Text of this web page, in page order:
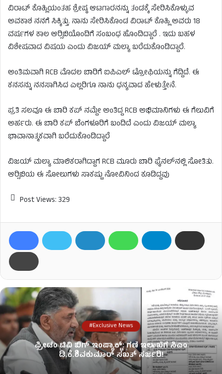
ವಿರಾಟ್ ಕೊಹ್ಲಿಯಂತಹ ಶ್ರೇಷ್ಠ ಆಟಗಾರನನ್ನು ತಂಡಕ್ಕೆ ಸೇರಿಸಿಕೊಳ್ಳುವ
ಅವಕಾಶ ನನಗೆ ಸಿಕ್ಕಿತ್ತು. ನಾನು ಸೇರಿಸಿಕೊಂಡ ವಿರಾಟ್ ಕೊಹ್ಲಿ ಅವರು 18
ವರ್ಷಗಳ ಕಾಲ ಆರ್‍ಸಿಬಿಯೊಂದಿಗೆ ಸಂಬಂಧ ಹೊಂದಿದ್ದಾರೆ . ಇದು ಬಹಳ
ವಿಶೇಷವಾದ ವಿಷಯ ಎಂದು ವಿಜಯ್ ಮಲ್ಯಾ ಬರೆದುಕೊಂಡಿದ್ದಾರೆ.
ಅಂತಿಮವಾಗಿ RCB ಮೊದಲ ಬಾರಿಗೆ ಐಪಿಎಲ್ ಟ್ರೋಫಿಯನ್ನು ಗೆದ್ದಿದೆ. ಈ
ಕನಸನ್ನು ನನಸಾಗಿಸಿದ ಎಲ್ಲರಿಗೂ ನಾನು ಧನ್ಯವಾದ ಹೇಳುತ್ತೇನೆ.
ಪ್ರತಿ ಸಲವೂ ಈ ಬಾರಿ ಕಪ್ ನಮ್ದೇ ಅಂತಿದ್ದ RCB ಅಭಿಮಾನಿಗಳು ಈ ಗೆಲುವಿಗೆ
ಅರ್ಹರು. ಈ ಬಾರಿ ಕಪ್ ಬೆಂಗಳೂರಿಗೆ ಬಂದಿದೆ ಎಂದು ವಿಜಯ್ ಮಲ್ಯಾ
ಭಾವಾನಾತ್ಮಕವಾಗಿ ಬರೆದುಕೊಂಡಿದ್ದಾರೆ
ವಿಜಯ್ ಮಲ್ಯಾ ಮಾಲಿಕರಾಗಿದ್ದಾಗ RCB ಮೂರು ಬಾರಿ ಫೈನಲ್‍ನಲ್ಲಿ ಸೋತಿತು.
ಆರ್‍ಸಿಬಿಯ ಈ ಸೋಲುಗಳು ಸಾಕಷ್ಟು ನೋವಿನಿಂದ ಕೂಡಿದ್ದವು
Post Views: 329
#Exclusive News
ಫ್ರೀಡಂ ಟಿವಿ ಬಿಗ್ ಇಂಪ್ಯಾಕ್ಟ್: ಗಣಿ ಇಲಾಖೆಗೆ ಸಿಎಂ
ಡಿ.ಕೆ.ಶಿವಕುಮಾರ್ ಸಖತ್ ಸರ್ಜರಿ!